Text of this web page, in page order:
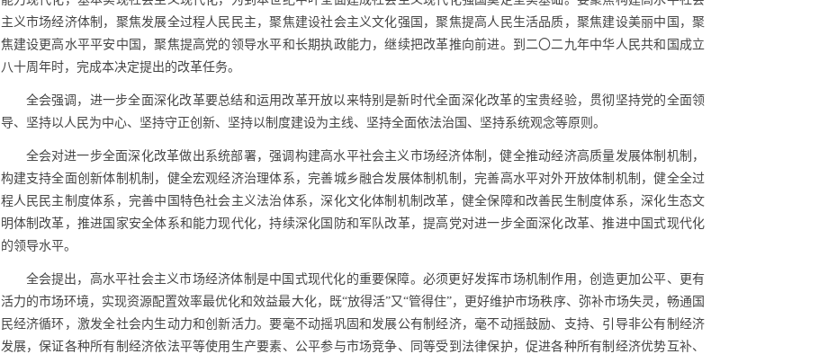
主义市场经济体制，聚焦发展全过程人民民主，聚焦建设社会主义文化强国，聚焦提高人民生活品质，聚焦建设美丽中国，聚
焦建设更高水平平安中国，聚焦提高党的领导水平和长期执政能力，继续把改革推向前进。到二〇二九年中华人民共和国成立
八十周年时，完成本决定提出的改革任务。
全会强调，进一步全面深化改革要总结和运用改革开放以来特别是新时代全面深化改革的宝贵经验，贯彻坚持党的全面领
导、坚持以人民为中心、坚持守正创新、坚持以制度建设为主线、坚持全面依法治国、坚持系统观念等原则。
全会对进一步全面深化改革做出系统部署，强调构建高水平社会主义市场经济体制，健全推动经济高质量发展体制机制，
构建支持全面创新体制机制，健全宏观经济治理体系，完善城乡融合发展体制机制，完善高水平对外开放体制机制，健全全过
程人民民主制度体系，完善中国特色社会主义法治体系，深化文化体制机制改革，健全保障和改善民生制度体系，深化生态文
明体制改革，推进国家安全体系和能力现代化，持续深化国防和军队改革，提高党对进一步全面深化改革、推进中国式现代化
的领导水平。
全会提出，高水平社会主义市场经济体制是中国式现代化的重要保障。必须更好发挥市场机制作用，创造更加公平、更有
活力的市场环境，实现资源配置效率最优化和效益最大化，既“放得活”又“管得住”，更好维护市场秩序、弥补市场失灵，畅通国
民经济循环，激发全社会内生动力和创新活力。要毫不动摇巩固和发展公有制经济，毫不动摇鼓励、支持、引导非公有制经济
发展，保证各种所有制经济依法平等使用生产要素、公平参与市场竞争、同等受到法律保护，促进各种所有制经济优势互补、